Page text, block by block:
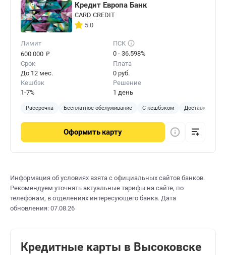
Кредит Европа Банк
CARD CREDIT
5.0
Лимит
600 000 ₽
ПСК
0 - 36.598%
Срок
До 12 мес.
Плата
0 руб.
Кешбэк
1-7%
Решение
1 день
Рассрочка Бесплатное обслуживание С кешбэком Доставка на
Оформить карту
Информация об условиях взята с официальных сайтов банков.
Рекомендуем уточнять актуальные тарифы на сайте, по
телефонам, в отделениях интересующего банка. Дата
обновления: 07.08.26
Кредитные карты в Высоковске